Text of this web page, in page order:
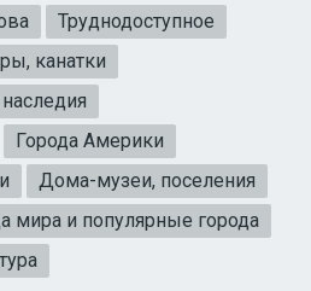
Труднодоступное
канатки
Города Америки
Дома-музеи, поселения
мира и популярные города